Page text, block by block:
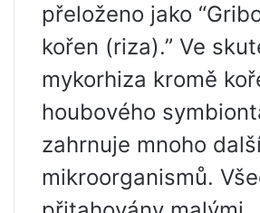
přeloženo jako
kořen (riza).” Ve
mykorhiza kromě
houbového
zahrnuje mnoho
mikroorganismů.